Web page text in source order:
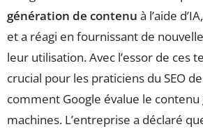
génération de contenu à l’aide
et a réagi en fournissant de
leur utilisation. Avec l’essor de ces
crucial pour les praticiens du SEO
comment Google évalue le
machines. L’entreprise a déclaré